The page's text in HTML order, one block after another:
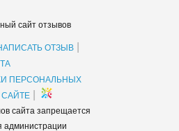
сайт отзывов
ОТЗЫВ
ПЕРСОНАЛЬНЫХ
САЙТЕ
сайта запрещается
администрации